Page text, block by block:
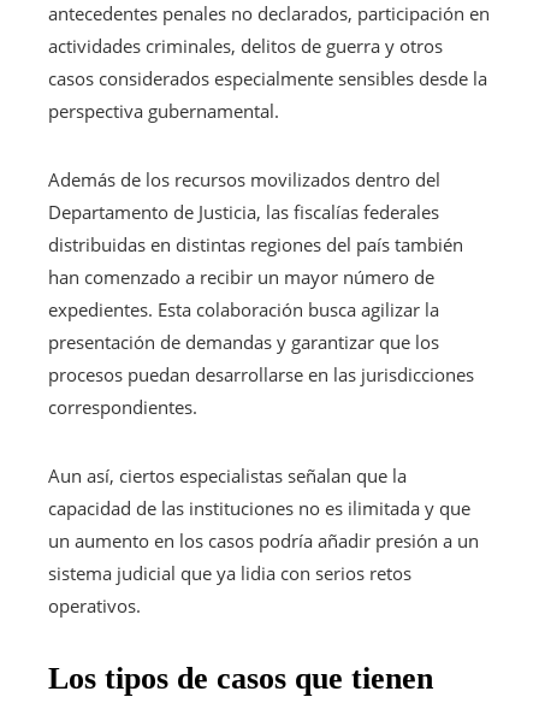
antecedentes penales no declarados, participación en
actividades criminales, delitos de guerra y otros
casos considerados especialmente sensibles desde la
perspectiva gubernamental.
Además de los recursos movilizados dentro del
Departamento de Justicia, las fiscalías federales
distribuidas en distintas regiones del país también
han comenzado a recibir un mayor número de
expedientes. Esta colaboración busca agilizar la
presentación de demandas y garantizar que los
procesos puedan desarrollarse en las jurisdicciones
correspondientes.
Aun así, ciertos especialistas señalan que la
capacidad de las instituciones no es ilimitada y que
un aumento en los casos podría añadir presión a un
sistema judicial que ya lidia con serios retos
operativos.
Los tipos de casos que tienen